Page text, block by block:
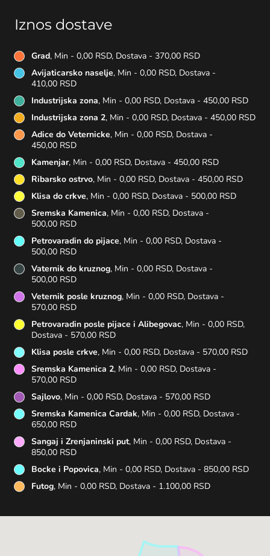
Iznos dostave
Grad, Min - 0,00 RSD, Dostava - 370,00 RSD
Avijaticarsko naselje, Min - 0,00 RSD, Dostava -
410,00 RSD
Industrijska zona, Min - 0,00 RSD, Dostava - 450,00 RSD
Industrijska zona 2, Min - 0,00 RSD, Dostava - 450,00 RSD
Adice do Veternicke, Min - 0,00 RSD, Dostava -
450,00 RSD
Kamenjar, Min - 0,00 RSD, Dostava - 450,00 RSD
Ribarsko ostrvo, Min - 0,00 RSD, Dostava - 450,00 RSD
Klisa do crkve, Min - 0,00 RSD, Dostava - 500,00 RSD
Sremska Kamenica, Min - 0,00 RSD, Dostava -
500,00 RSD
Petrovaradin do pijace, Min - 0,00 RSD, Dostava -
500,00 RSD
Vaternik do kruznog, Min - 0,00 RSD, Dostava -
500,00 RSD
Veternik posle kruznog, Min - 0,00 RSD, Dostava -
570,00 RSD
Petrovaradin posle pijace i Alibegovac, Min - 0,00 RSD,
Dostava - 570,00 RSD
Klisa posle crkve, Min - 0,00 RSD, Dostava - 570,00 RSD
Sremska Kamenica 2, Min - 0,00 RSD, Dostava -
570,00 RSD
Sajlovo, Min - 0,00 RSD, Dostava - 570,00 RSD
Sremska Kamenica Cardak, Min - 0,00 RSD, Dostava -
650,00 RSD
Sangaj i Zrenjaninski put, Min - 0,00 RSD, Dostava -
850,00 RSD
Bocke i Popovica, Min - 0,00 RSD, Dostava - 850,00 RSD
Futog, Min - 0,00 RSD, Dostava - 1.100,00 RSD